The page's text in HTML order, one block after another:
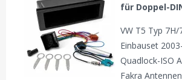
für Doppel-
VW T5 Typ 7H/
Einbauset
Quadlock-ISO
Fakra